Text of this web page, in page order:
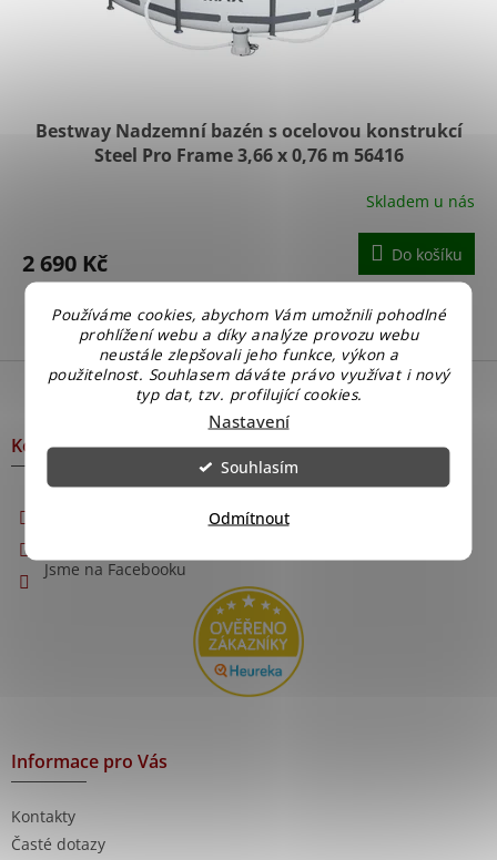
Používáme cookies, abychom Vám umožnili pohodlné
prohlížení webu a díky analýze provozu webu
neustále zlepšovali jeho funkce, výkon a
použitelnost. Souhlasem dáváte právo využívat i nový
typ dat, tzv. profilující cookies.
Nastavení
Odmítnout
Souhlasím
Bestway Nadzemní bazén s ocelovou konstrukcí
Steel Pro Frame 3,66 x 0,76 m 56416
je
5,0
hvězdiček.
Skladem u nás
2 690 Kč Do košíku
O
v
l
á
a
c
í
p
r
k
v
ý
p
i
s
u
1položek celkem
Kontakt
Jsme na Facebooku
Informace pro Vás
Kontakty
Časté dotazy